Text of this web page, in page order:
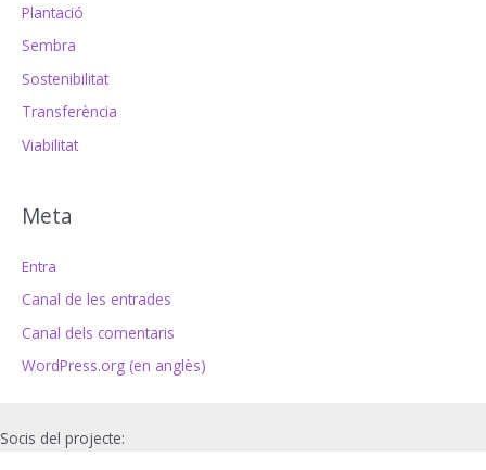
Plantació
Sembra
Sostenibilitat
Transferència
Viabilitat
Meta
Entra
Canal de les entrades
Canal dels comentaris
WordPress.org (en anglès)
Socis del projecte: